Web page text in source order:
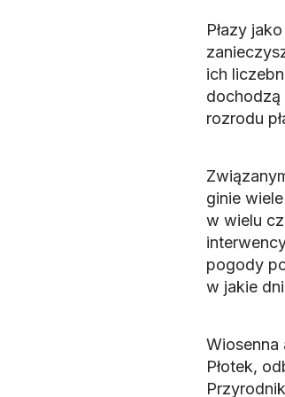
Płazy
ich
dochodzą
rozrodu
ginie
w wielu
pogody
w jakie
Wiosenna
Płotek,